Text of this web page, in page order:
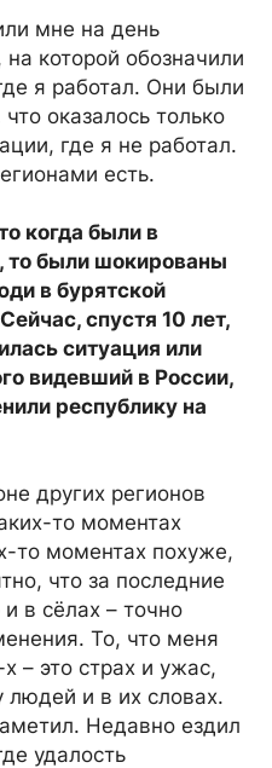
мне на день
которой обозначили
я работал. Они были
оказалось только
где я не работал.
есть.
когда были в
то были шокированы
в бурятской
спустя 10 лет,
ситуация или
видевший в России,
республику на
других регионов
то моментах
то моментах похуже,
что за последние
в сёлах – точно
То, что меня
– это страх и ужас,
людей и в их словах.
Недавно ездил
удалость